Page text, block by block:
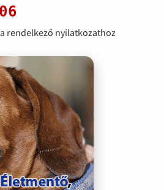
rendelkező nyilatkozathoz